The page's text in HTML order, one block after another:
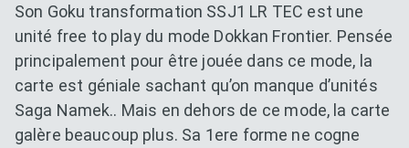
Son Goku transformation SSJ1 LR TEC est une
unité free to play du mode Dokkan Frontier. Pensée
principalement pour être jouée dans ce mode, la
carte est géniale sachant qu’on manque d’unités
Saga Namek.. Mais en dehors de ce mode, la carte
galère beaucoup plus. Sa 1ere forme ne cogne